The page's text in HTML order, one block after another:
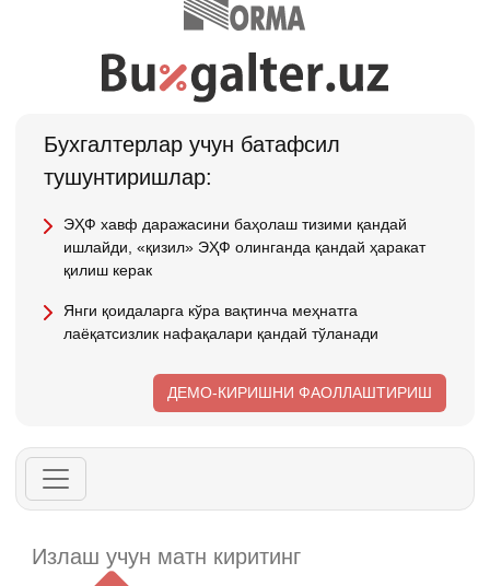
Бухгалтерлар учун батафсил
тушунтиришлар:
ЭҲФ хавф даражасини баҳолаш тизими қандай
ишлайди, «қизил» ЭҲФ олинганда қандай ҳаракат
қилиш керак
Янги қоидаларга кўра вақтинча меҳнатга
лаёқатсизлик нафақалари қандай тўланади
ДЕМО-КИРИШНИ ФАОЛЛАШТИРИШ